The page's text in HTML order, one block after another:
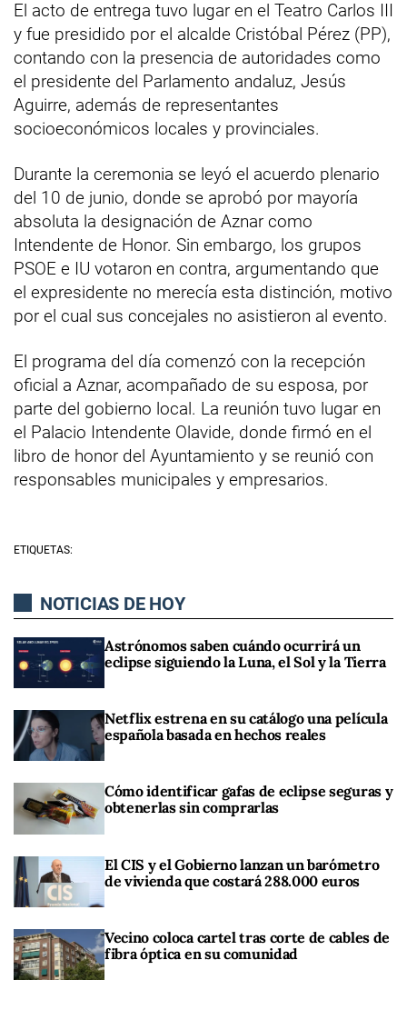
El acto de entrega tuvo lugar en el Teatro Carlos III
y fue presidido por el alcalde Cristóbal Pérez (PP),
contando con la presencia de autoridades como
el presidente del Parlamento andaluz, Jesús
Aguirre, además de representantes
socioeconómicos locales y provinciales.
Durante la ceremonia se leyó el acuerdo plenario
del 10 de junio, donde se aprobó por mayoría
absoluta la designación de Aznar como
Intendente de Honor. Sin embargo, los grupos
PSOE e IU votaron en contra, argumentando que
el expresidente no merecía esta distinción, motivo
por el cual sus concejales no asistieron al evento.
El programa del día comenzó con la recepción
oficial a Aznar, acompañado de su esposa, por
parte del gobierno local. La reunión tuvo lugar en
el Palacio Intendente Olavide, donde firmó en el
libro de honor del Ayuntamiento y se reunió con
responsables municipales y empresarios.
ETIQUETAS:
NOTICIAS DE HOY
Astrónomos saben cuándo ocurrirá un
eclipse siguiendo la Luna, el Sol y la Tierra
Netflix estrena en su catálogo una película
española basada en hechos reales
Cómo identificar gafas de eclipse seguras y
obtenerlas sin comprarlas
El CIS y el Gobierno lanzan un barómetro
de vivienda que costará 288.000 euros
Vecino coloca cartel tras corte de cables de
fibra óptica en su comunidad